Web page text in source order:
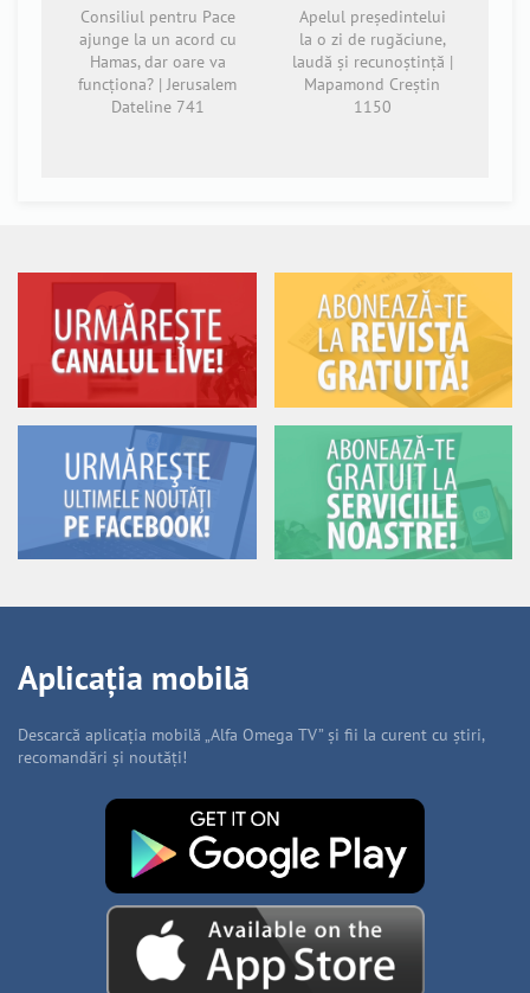
Consiliul pentru Pace
ajunge la un acord cu
Hamas, dar oare va
funcționa? | Jerusalem
Dateline 741
Apelul președintelui
la o zi de rugăciune,
laudă și recunoștință |
Mapamond Creștin
1150
Aplicația mobilă
Descarcă aplicația mobilă „Alfa Omega TV” și fii la curent cu știri,
recomandări și noutăți!